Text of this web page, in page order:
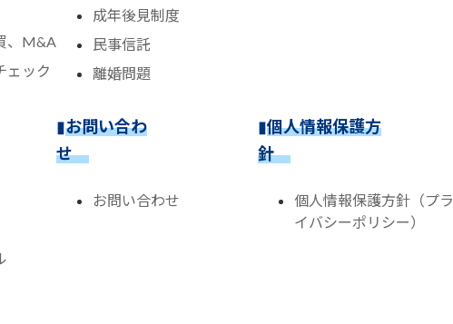
、M&A
ェック
成年後見制度
民事信託
離婚問題
▮お問い合わ
せ
お問い合わせ
▮個人情報保護方
針
個人情報保護方針（プラ
イバシーポリシー）